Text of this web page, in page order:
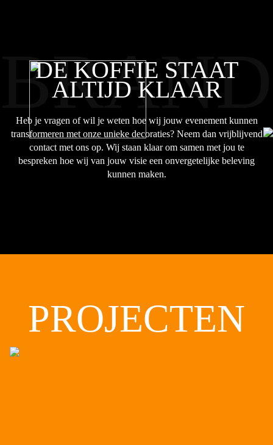
DE KOFFIE STAAT
ALTIJD KLAAR
Heb je vragen of wil je weten hoe wij jouw evenement kunnen
transformeren met onze unieke decoraties? Neem dan vrijblijvend
contact met ons op. Wij staan klaar om samen met jou te
bespreken hoe wij van jouw visie een onvergetelijke beleving
kunnen maken.
PROJECTEN